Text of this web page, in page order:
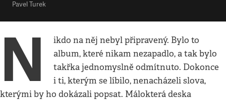
Pavel Turek
N
ikdo na něj nebyl připravený. Bylo to
album, které nikam nezapadlo, a tak bylo
takřka jednomyslně odmítnuto. Dokonce
i ti, kterým se líbilo, nenacházeli slova,
kterými by ho dokázali popsat. Málokterá deska